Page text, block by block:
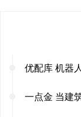
优配库 机器
一点金 当建